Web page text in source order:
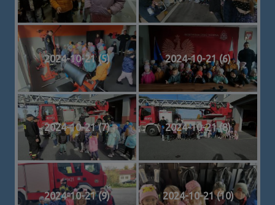
2024-10-21 (5) 2024-10-21 (6)
2024-10-21 (7) 2024-10-21 (8)
2024-10-21 (9) 2024-10-21 (10)